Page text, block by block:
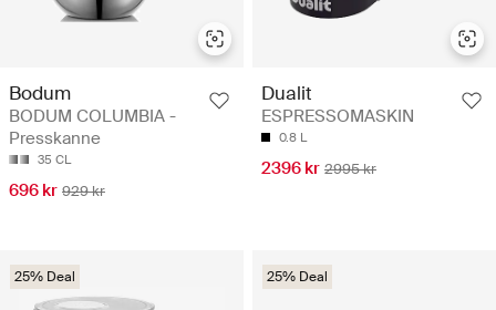
Bodum
BODUM COLUMBIA -
Presskanne
35 CL
696 kr 929 kr
Dualit
ESPRESSOMASKIN
0.8 L
2396 kr 2995 kr
25% Deal 25% Deal